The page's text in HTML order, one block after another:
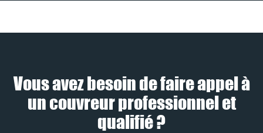
Vous avez besoin de faire appel à
un couvreur professionnel et
qualifié ?